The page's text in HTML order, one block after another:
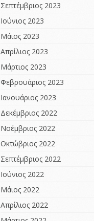
Σεπτέμβριος 2023
Ιούνιος 2023
Μάιος 2023
Απρίλιος 2023
Μάρτιος 2023
Φεβρουάριος 2023
Ιανουάριος 2023
Δεκέμβριος 2022
Νοέμβριος 2022
Οκτώβριος 2022
Σεπτέμβριος 2022
Ιούνιος 2022
Μάιος 2022
Απρίλιος 2022